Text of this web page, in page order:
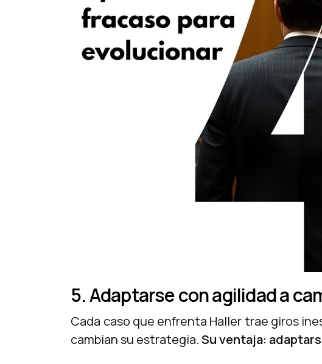
5. Adaptarse con agilidad a
Cada caso que enfrenta Haller trae giros
cambian su estrategia.Su ventaja: